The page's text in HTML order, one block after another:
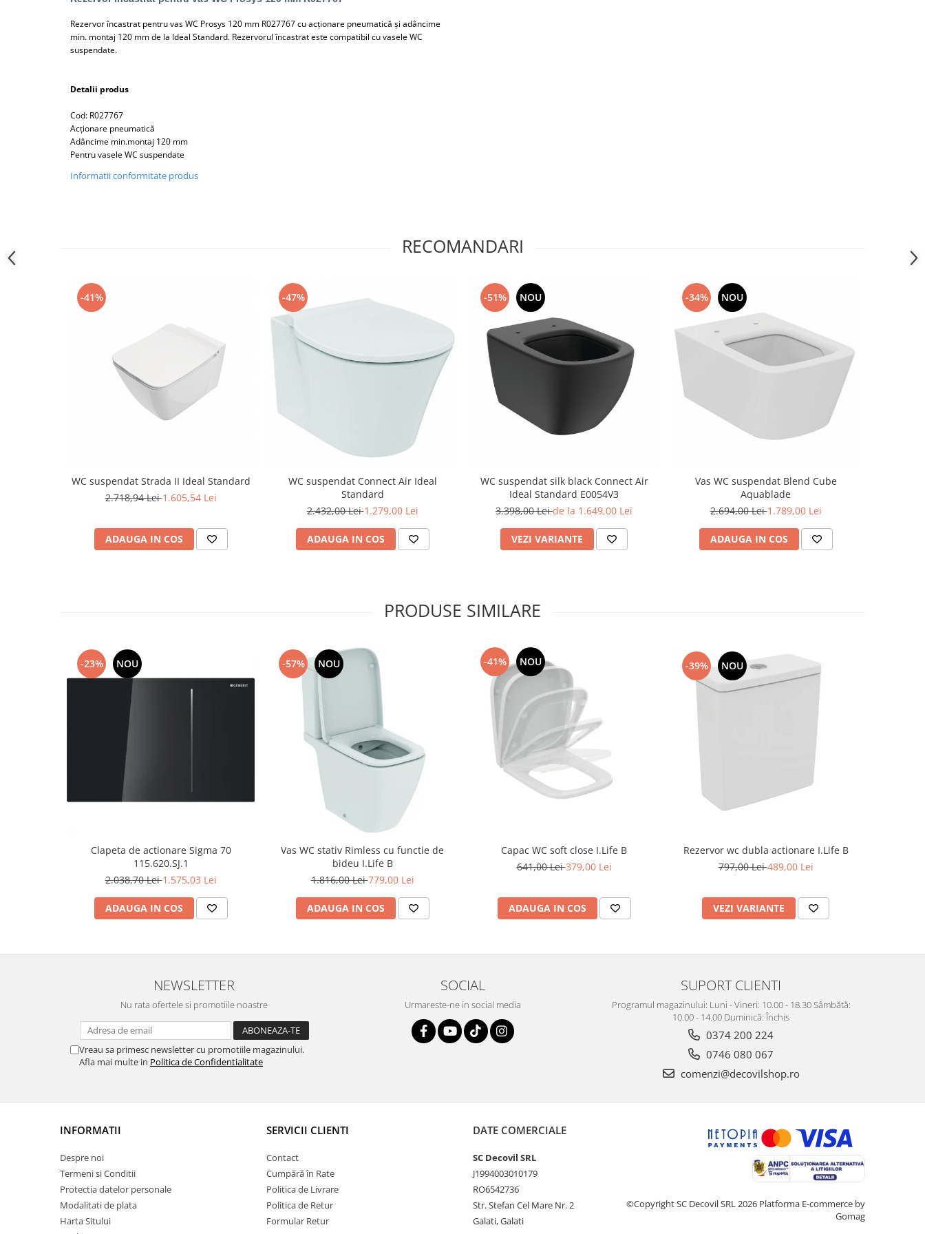
Lavoare freestanding
Lavoare pe blat
Lavoare pe mobilier
Lavoare suspendate,semipiedestal
Bideuri suspendate
WC pentru persoane cu dizabilitati
Capace WC softclose
Capace WC clasice
Rezervor încastrat pentru vas WC Prosys 120 mm R027767 cu acționare pneumatică și adâncime
min. montaj 120 mm de la Ideal Standard. Rezervorul încastrat este compatibil cu vasele WC
suspendate.
Detalii produs
Cod: R027767
Acționare pneumatică
Adâncime min.montaj 120 mm
Pentru vasele WC suspendate
Informatii conformitate produs
RECOMANDARI
-41%
WC suspendat Strada II Ideal Standard
2.718,94 Lei1.605,54 Lei
ADAUGA IN COS
-47%
WC suspendat Connect Air Ideal
Standard
2.432,00 Lei1.279,00 Lei
ADAUGA IN COS
-51% NOU
WC suspendat silk black Connect Air
Ideal Standard E0054V3
3.398,00 Leide la 1.649,00 Lei
VEZI VARIANTE
-34% NOU
Vas WC suspendat Blend Cube
Aquablade
2.694,00 Lei1.789,00 Lei
ADAUGA IN COS
PRODUSE SIMILARE
-23% NOU
Clapeta de actionare Sigma 70
115.620.SJ.1
2.038,70 Lei1.575,03 Lei
ADAUGA IN COS
-57% NOU
Vas WC stativ Rimless cu functie de
bideu I.Life B
1.816,00 Lei779,00 Lei
ADAUGA IN COS
-41% NOU
Capac WC soft close I.Life B
641,00 Lei379,00 Lei
ADAUGA IN COS
-39% NOU
Rezervor wc dubla actionare I.Life B
797,00 Lei489,00 Lei
VEZI VARIANTE
NEWSLETTER
Nu rata ofertele si promotiile noastre
Vreau sa primesc newsletter cu promotiile magazinului.
Afla mai multe in Politica de Confidentialitate
SOCIAL
Urmareste-ne in social media
SUPORT CLIENTI
Programul magazinului: Luni - Vineri: 10.00 - 18.30 Sâmbătă:
10.00 - 14.00 Duminică: Închis
0374 200 224
0746 080 067
comenzi@decovilshop.ro
INFORMATII
Despre noi
Termeni si Conditii
Protectia datelor personale
Modalitati de plata
Harta Sitului
SERVICII CLIENTI
Contact
Cumpără în Rate
Politica de Livrare
Politica de Retur
Formular Retur
DATE COMERCIALE
SC Decovil SRL
J1994003010179
RO6542736
Str. Stefan Cel Mare Nr. 2
Galati, Galati
©Copyright SC Decovil SRL 2026 Platforma E-commerce by
Gomag